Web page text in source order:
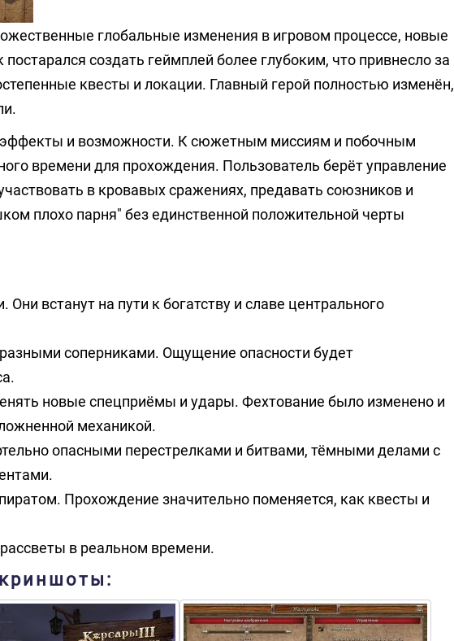
глобальные изменения в игровом процессе, новые
создать геймплей более глубоким, что привнесло за
квесты и локации. Главный герой полностью изменён,
и возможности. К сюжетным миссиям и побочным
времени для прохождения. Пользователь берёт управление
в кровавых сражениях, предавать союзников и
плохо парня" без единственной положительной черты
встанут на пути к богатству и славе центрального
соперниками. Ощущение опасности будет
новые спецприёмы и удары. Фехтование было изменено и
механикой.
опасными перестрелками и битвами, тёмными делами с
Прохождение значительно поменяется, как квесты и
в реальном времени.